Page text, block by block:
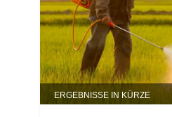
ERGEBNISSE IN KÜRZE